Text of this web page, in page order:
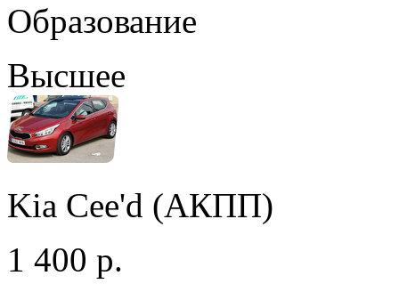
Образование
Высшее
Kia Cee'd (АКПП)
1 400 р.